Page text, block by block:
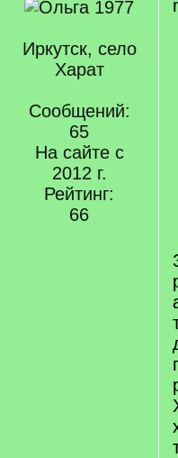
Иркутск, село
Харат
Сообщений:
65
На сайте с
2012 г.
Рейтинг:
66